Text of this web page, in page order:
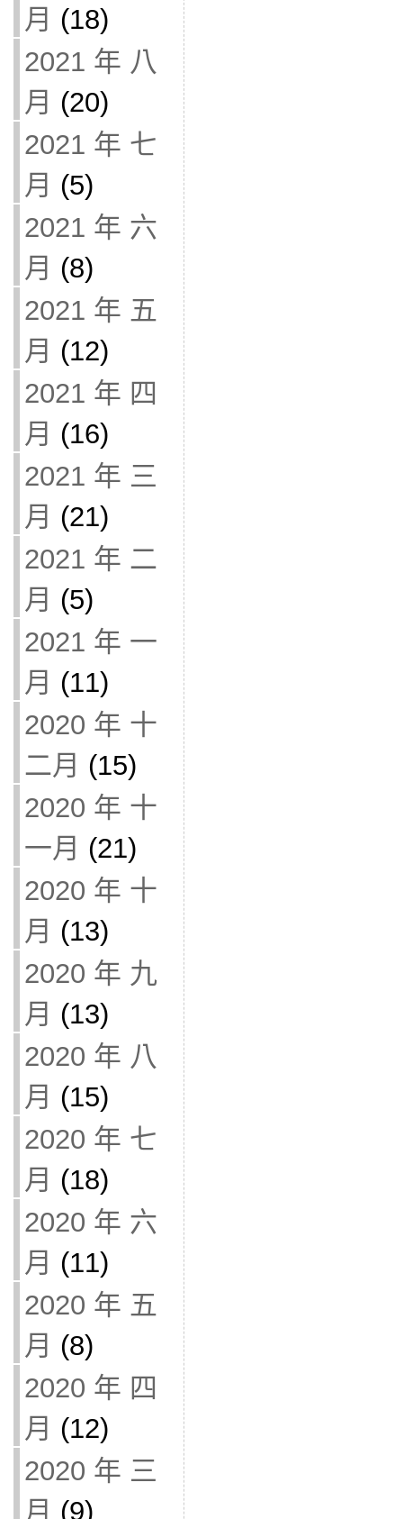
月 (18)
2021 年 八
月 (20)
2021 年 七
月 (5)
2021 年 六
月 (8)
2021 年 五
月 (12)
2021 年 四
月 (16)
2021 年 三
月 (21)
2021 年 二
月 (5)
2021 年 一
月 (11)
2020 年 十
二月 (15)
2020 年 十
一月 (21)
2020 年 十
月 (13)
2020 年 九
月 (13)
2020 年 八
月 (15)
2020 年 七
月 (18)
2020 年 六
月 (11)
2020 年 五
月 (8)
2020 年 四
月 (12)
2020 年 三
月 (9)